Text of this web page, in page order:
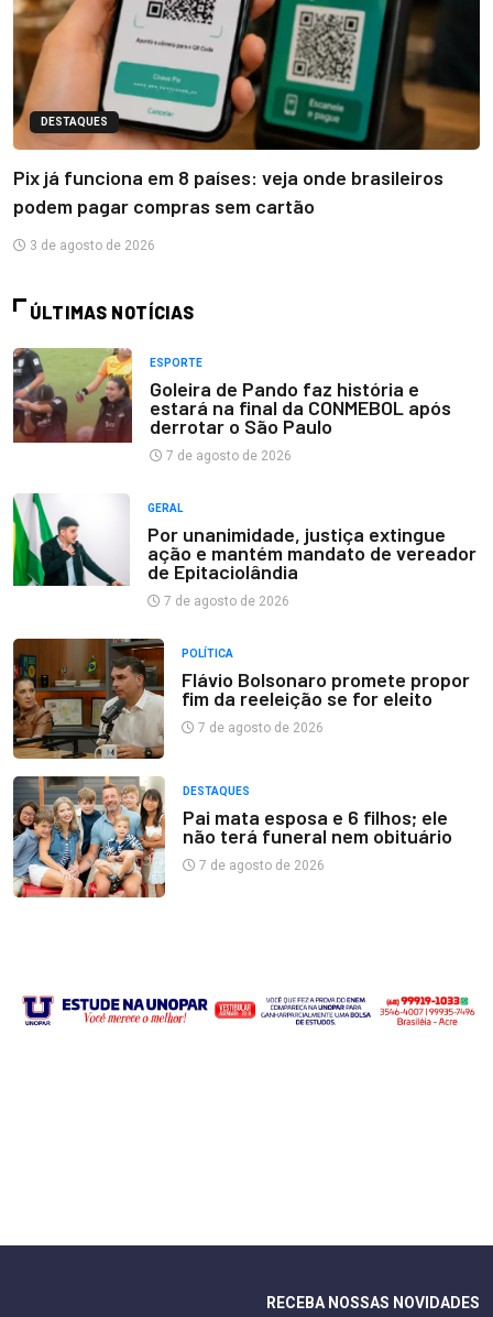
DESTAQUES
Pix já funciona em 8 países: veja onde brasileiros
podem pagar compras sem cartão
3 de agosto de 2026
ÚLTIMAS NOTÍCIAS
ESPORTE
Goleira de Pando faz história e
estará na final da CONMEBOL após
derrotar o São Paulo
7 de agosto de 2026
GERAL
Por unanimidade, justiça extingue
ação e mantém mandato de vereador
de Epitaciolândia
7 de agosto de 2026
POLÍTICA
Flávio Bolsonaro promete propor
fim da reeleição se for eleito
7 de agosto de 2026
DESTAQUES
Pai mata esposa e 6 filhos; ele
não terá funeral nem obituário
7 de agosto de 2026
RECEBA NOSSAS NOVIDADES